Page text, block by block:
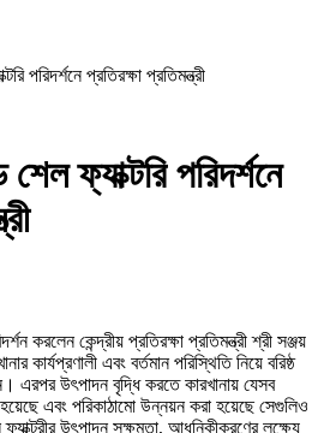
পরিদর্শনে প্রতিরক্ষা প্রতিমন্ত্রী
ফ্যাক্টরি পরিদর্শনে
করলেন কেন্দ্রীয় প্রতিরক্ষা প্রতিমন্ত্রী শ্রী সঞ্জয়
কার্যপ্রণালী এবং বর্তমান পরিস্থিতি নিয়ে বরিষ্ঠ
এরপর উৎপাদন বৃদ্ধি করতে কারখানায় যেসব
এবং পরিকাঠামো উন্নয়ন করা হয়েছে সেগুলিও
উৎপাদন সক্ষমতা, আধুনিকীকরণের লক্ষ্যে